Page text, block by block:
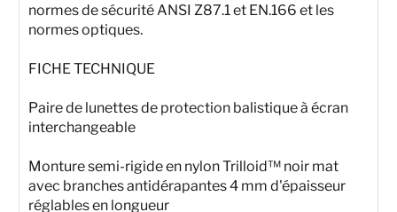
normes de sécurité ANSI Z87.1 et EN.166 et les
normes optiques.
FICHE TECHNIQUE
Paire de lunettes de protection balistique à écran
interchangeable
Monture semi-rigide en nylon Trilloid™ noir mat
avec branches antidérapantes 4 mm d'épaisseur
réglables en longueur